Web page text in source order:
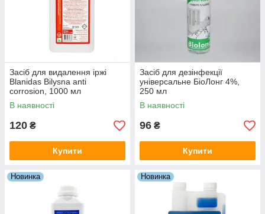
Засіб для видалення іржі
Blanidas Bilysna anti
corrosion, 1000 мл
В наявності
120 ₴
Купити
Засіб для дезінфекції
універсальне БіоЛонг 4%,
250 мл
В наявності
96 ₴
Купити
Новинка Новинка